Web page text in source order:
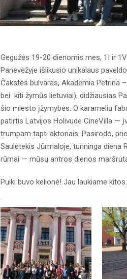
Gegužės 19-20 dienomis mes, 1I ir
Panevėžyje išlikusio unikalaus
Čakstės bulvaras, Akademia Petrina
bei kiti žymūs lietuviai), didžiausias
šio miesto įžymybės. O karamelių
patirtis Latvijos Holivude CineVilla —
trumpam tapti aktoriais. Pasirodo,
Saulėtekis Jūrmaloje, turininga diena
rūmai — mūsų antros dienos
Puiki buvo kelionė! Jau laukiame kitos.